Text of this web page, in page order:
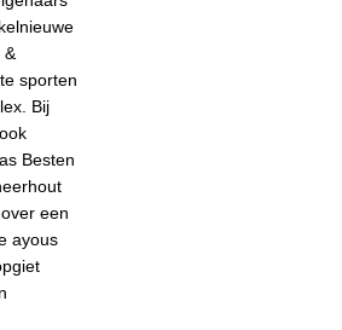
&
sporten
Bij
Besten
een
ayous